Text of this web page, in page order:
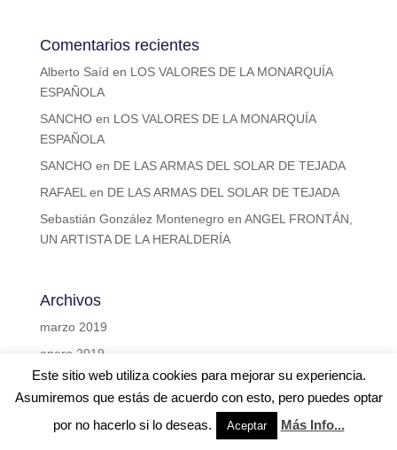
Comentarios recientes
Alberto Saíd en LOS VALORES DE LA MONARQUÍA
ESPAÑOLA
SANCHOen LOS VALORES DE LA MONARQUÍA
ESPAÑOLA
SANCHOen DE LAS ARMAS DEL SOLAR DE TEJADA
RAFAEL en DE LAS ARMAS DEL SOLAR DE TEJADA
Sebastián González Montenegroen ANGEL FRONTÁN,
UN ARTISTA DE LA HERALDERÍA
Archivos
marzo 2019
enero 2019
noviembre 2018
octubre 2018
enero 2018
Este sitio web utiliza cookies para mejorar su experiencia.
Asumiremos que estás de acuerdo con esto, pero puedes optar
por no hacerlo si lo deseas.
Aceptar Más Info...